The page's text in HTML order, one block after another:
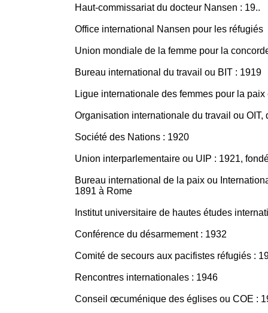
Haut-commissariat du docteur Nansen : 19..
Office international Nansen pour les réfugiés
Union mondiale de la femme pour la
Bureau international du travail ou BIT : 1919
Ligue internationale des femmes pour la
Organisation internationale du travail ou OIT,
Société des Nations : 1920
Union interparlementaire ou UIP : 1921,
Bureau international de la paix ou
1891 à Rome
Institut universitaire de hautes études
Conférence du désarmement : 1932
Comité de secours aux pacifistes réfugiés :
Rencontres internationales : 1946
Conseil œcuménique des églises ou COE :